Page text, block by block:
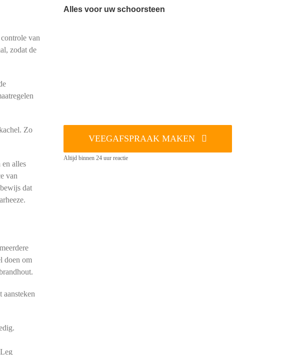
van
zodat de
Zo
alles
van
dat
doen om
Alles voor uw schoorsteen
VEEGAFSPRAAK MAKEN
Altijd binnen 24 uur reactie